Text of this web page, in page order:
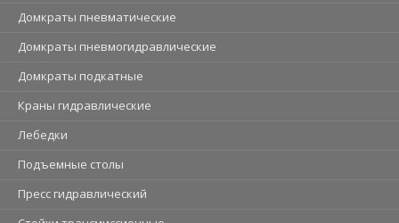
Домкраты пневматические
Домкраты пневмогидравлические
Домкраты подкатные
Краны гидравлические
Лебедки
Подъемные столы
Пресс гидравлический